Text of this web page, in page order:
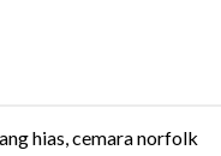
hias, cemara norfolk